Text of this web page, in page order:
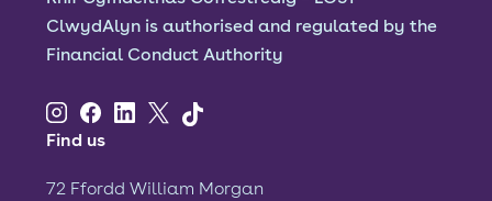
ClwydAlyn is authorised and regulated by the
Financial Conduct Authority
Find us
72 Ffordd William Morgan